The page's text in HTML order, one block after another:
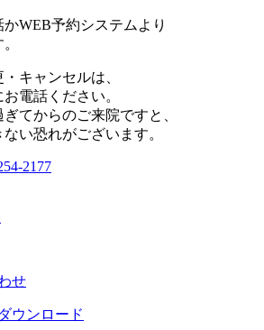
WEB予約システムより
キャンセルは、
電話ください。
ぎてからのご来院ですと、
い恐れがございます。
2177
せ
ウンロード